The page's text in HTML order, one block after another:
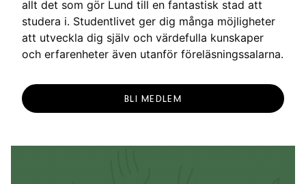
allt det som gör Lund till en fantastisk stad att
studera i. Studentlivet ger dig många möjligheter
att utveckla dig själv och värdefulla kunskaper
och erfarenheter även utanför föreläsningssalarna.
BLI MEDLEM